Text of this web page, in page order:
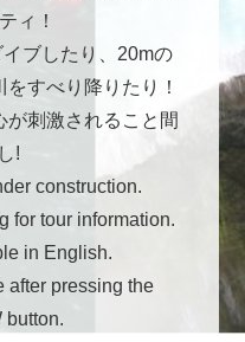
ィ！
ブしたり、20mの
すべり降りたり！
刺激されること間
!
construction.
for tour information.
in English.
after pressing the
button.